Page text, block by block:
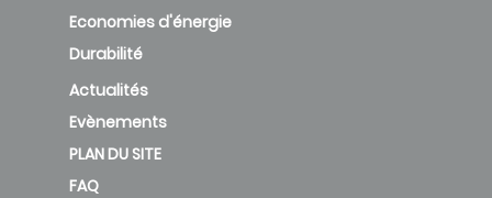
Economies d'énergie
Durabilité
Actualités
Evènements
PLAN DU SITE
FAQ